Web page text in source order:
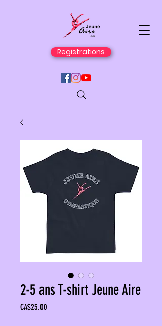
Registrations
2-5 ans T-shirt Jeune Aire
CA$25.00